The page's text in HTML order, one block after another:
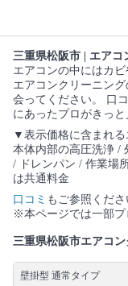
三重県松阪市 | エアコ
エアコンの中にはカ
エアコンクリーニン
会ってください。 口
にあったプロがきっと
▼表示価格に含まれる
本体内部の高圧洗浄 /
/ ドレンパン / 作業場
は共通料金
口コミ もご参照くださ
※本ページでは一部プ
三重県松阪市エアコ
壁掛型 通常タイプ